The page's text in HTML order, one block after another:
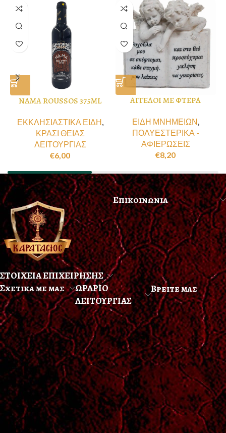
NAMA ROUSSOS 375ML
ΕΚΚΛΗΣΙΑΣΤΙΚΑ ΕΙΔΗ,
ΚΡΑΣΙ ΘΕΙΑΣ
ΛΕΙΤΟΥΡΓΙΑΣ
€6,00
ΑΓΓΕΛΟΙ ΜΕ ΦΤΕΡΑ
ΕΙΔΗ ΜΝΗΜΕΙΩΝ,
ΠΟΛΥΕΣΤΕΡΙΚΑ -
ΑΦΙΕΡΩΣΕΙΣ
€8,20
ΣΤΟΙΧΕΙΑ ΕΠΙΧΕΙΡΗΣΗΣ
Επικοινωνια
Σχετικα με μας
ΩΡΑΡΙΟ
ΛΕΙΤΟΥΡΓΙΑΣ
Βρειτε μας